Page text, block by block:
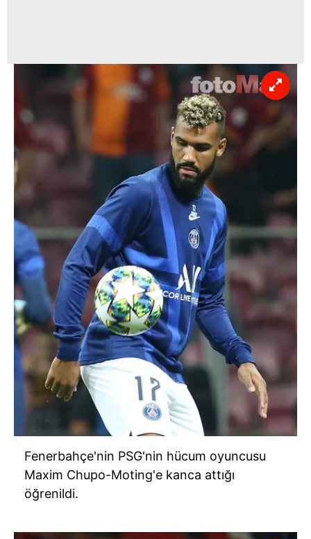
Fenerbahçe'nin PSG'nin hücum oyuncusu
Maxim Chupo-Moting'e kanca attığı
öğrenildi.